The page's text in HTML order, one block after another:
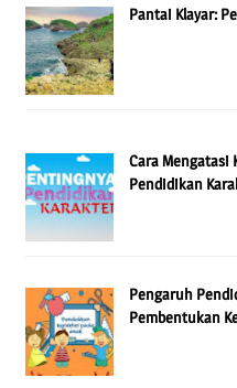
Pantai Klayar:
Cara Mengatasi
Pendidikan
Pengaruh
Pembentukan